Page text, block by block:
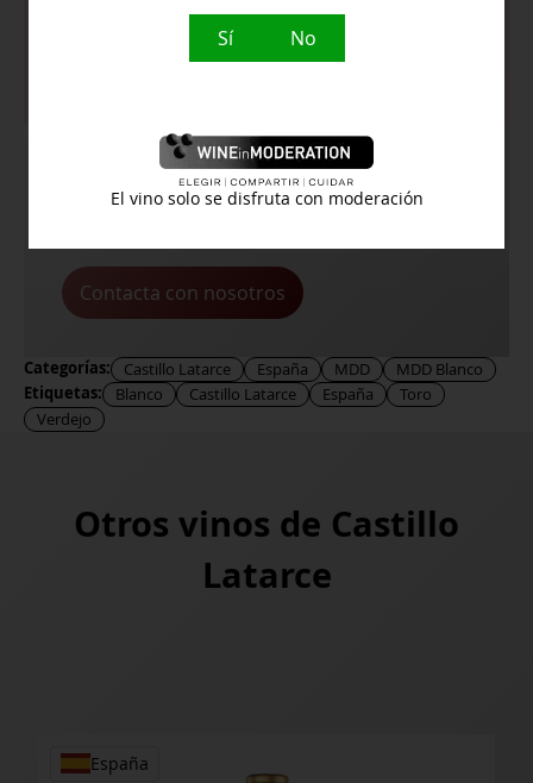
Temperatura de servicio: 10º
¿Buscas algún vino en concreto y no lo
Contacta con nosotros
Categorías: Castillo Latarce España MDD MDD Blanco
Etiquetas: Blanco Castillo Latarce España
Toro
Verdejo
Otros vinos de Castillo
Latarce
España
Sí No
El vino solo se disfruta con moderación